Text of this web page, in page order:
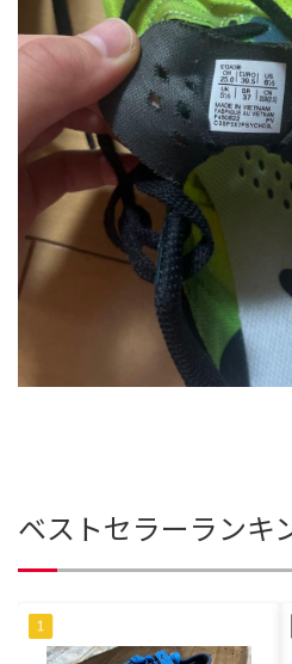
ベストセラーランキ